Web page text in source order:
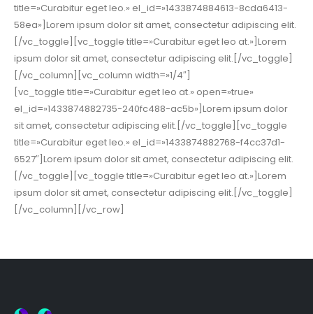
title=»Curabitur eget leo.» el_id=»1433874884613-8cda6413-
58ea»]Lorem ipsum dolor sit amet, consectetur adipiscing elit.
[/vc_toggle][vc_toggle title=»Curabitur eget leo at.»]Lorem
ipsum dolor sit amet, consectetur adipiscing elit.[/vc_toggle]
[/vc_column][vc_column width=»1/4″]
[vc_toggle title=»Curabitur eget leo at.» open=»true»
el_id=»1433874882735-240fc488-ac5b»]Lorem ipsum dolor
sit amet, consectetur adipiscing elit.[/vc_toggle][vc_toggle
title=»Curabitur eget leo.» el_id=»1433874882768-f4cc37d1-
6527″]Lorem ipsum dolor sit amet, consectetur adipiscing elit.
[/vc_toggle][vc_toggle title=»Curabitur eget leo at.»]Lorem
ipsum dolor sit amet, consectetur adipiscing elit.[/vc_toggle]
[/vc_column][/vc_row]